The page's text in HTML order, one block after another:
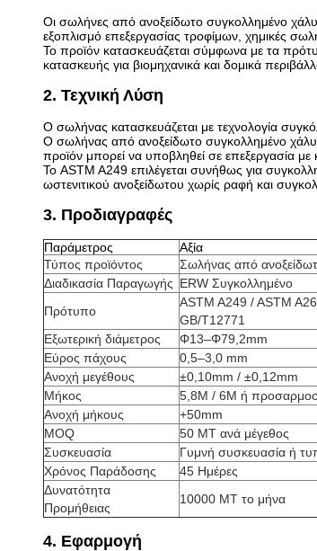
Οι σωλήνες από ανοξείδωτο συγκολλημένο
εξοπλισμό επεξεργασίας τροφίμων, χημικές
Το προϊόν κατασκευάζεται σύμφωνα με τα
κατασκευής για βιομηχανικά και δομικά
2. Τεχνική Λύση
Ο σωλήνας κατασκευάζεται με τεχνολογία
Ο σωλήνας από ανοξείδωτο συγκολλημένο
προϊόν μπορεί να υποβληθεί σε επεξεργασία
Το ASTM A249 επιλέγεται συνήθως για
ωστενιτικού ανοξείδωτου χωρίς ραφή και
3. Προδιαγραφές
Παράμετρος
Αξία
Τύπος προϊόντος
Σωλήνας από
Διαδικασία Παραγωγής ERW Συγκολλημένο
Πρότυπο
ASTM A249 / ASTM
GB/T12771
Εξωτερική διάμετρος
Φ13–Φ79,2mm
Εύρος πάχους
0,5–3,0 mm
Ανοχή μεγέθους
±0,10mm / ±0,12mm
Μήκος
5,8M / 6M ή
Ανοχή μήκους
+50mm
MOQ
50 MT ανά μέγεθος
Συσκευασία
Γυμνή συσκευασία ή
Χρόνος Παράδοσης
45 Ημέρες
Δυνατότητα
Προμήθειας
10000 MT το μήνα
4. Εφαρμογή